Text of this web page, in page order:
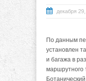
декабря
По данным
установлен
и багажа в
маршрутного